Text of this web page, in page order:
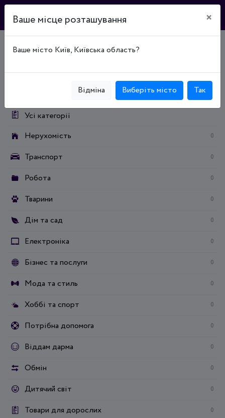
Дошка оголошень
Усі категорії
Нерухомість
0
Транспорт 0
Робота 0
Тварини 0
Дім та сад 0
Електроніка 0
Бізнес та послуги 0
Мода та стиль 0
Хоббі та спорт 0
Потрібна допомога 0
Віддам дарма 0
Обмін 0
Дитячий світ 0
Товари для дорослих 0
Ваше місце розташування ×
Ваше місто Київ, Київська область?
Відміна Виберіть місто Так